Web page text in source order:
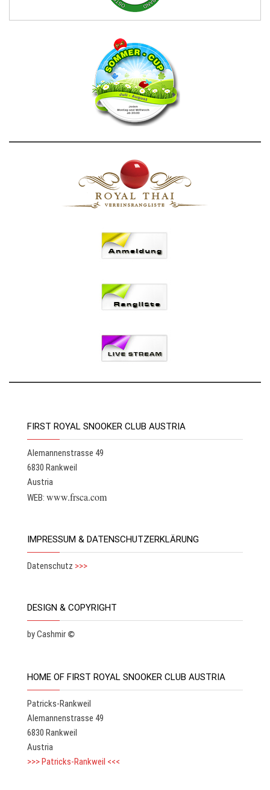
FIRST ROYAL SNOOKER CLUB AUSTRIA
Alemannenstrasse 49
6830 Rankweil
Austria
WEB: www.frsca.com
IMPRESSUM & DATENSCHUTZERKLÄRUNG
Datenschutz >>>
DESIGN & COPYRIGHT
by Cashmir ©
HOME OF FIRST ROYAL SNOOKER CLUB AUSTRIA
Patricks-Rankweil
Alemannenstrasse 49
6830 Rankweil
Austria
>>> Patricks-Rankweil <<<